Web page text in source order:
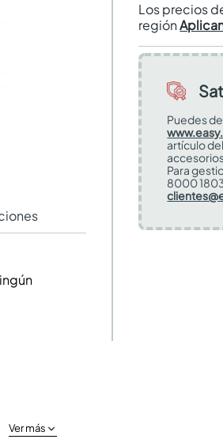
Los precios
región
Puedes
artículo
Para
8000
Ver más